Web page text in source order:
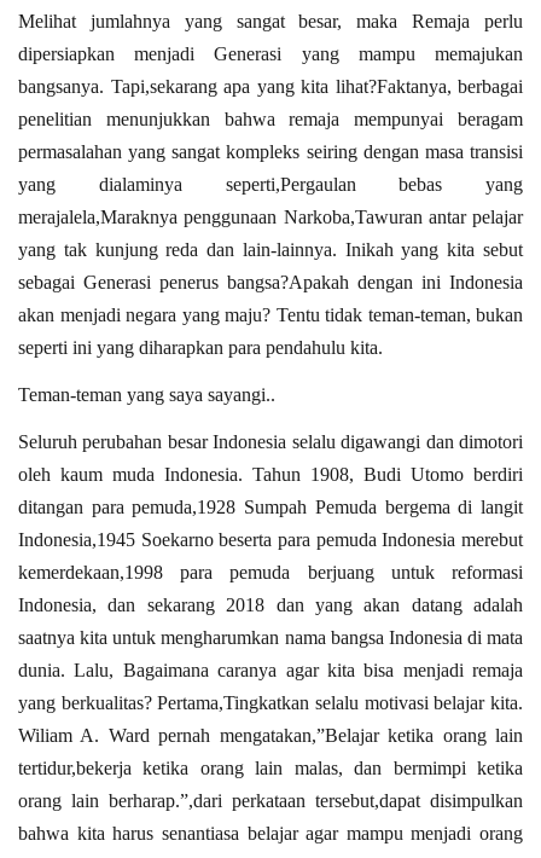
Melihat jumlahnya yang sangat besar, maka Remaja perlu
dipersiapkan menjadi Generasi yang mampu memajukan
bangsanya. Tapi,sekarang apa yang kita lihat?Faktanya, berbagai
penelitian menunjukkan bahwa remaja mempunyai beragam
permasalahan yang sangat kompleks seiring dengan masa transisi
yang dialaminya seperti,Pergaulan bebas yang
merajalela,Maraknya penggunaan Narkoba,Tawuran antar pelajar
yang tak kunjung reda dan lain-lainnya. Inikah yang kita sebut
sebagai Generasi penerus bangsa?Apakah dengan ini Indonesia
akan menjadi negara yang maju? Tentu tidak teman-teman, bukan
seperti ini yang diharapkan para pendahulu kita.
Teman-teman yang saya sayangi..
Seluruh perubahan besar Indonesia selalu digawangi dan dimotori
oleh kaum muda Indonesia. Tahun 1908, Budi Utomo berdiri
ditangan para pemuda,1928 Sumpah Pemuda bergema di langit
Indonesia,1945 Soekarno beserta para pemuda Indonesia merebut
kemerdekaan,1998 para pemuda berjuang untuk reformasi
Indonesia, dan sekarang 2018 dan yang akan datang adalah
saatnya kita untuk mengharumkan nama bangsa Indonesia di mata
dunia. Lalu, Bagaimana caranya agar kita bisa menjadi remaja
yang berkualitas? Pertama,Tingkatkan selalu motivasi belajar kita.
Wiliam A. Ward pernah mengatakan,”Belajar ketika orang lain
tertidur,bekerja ketika orang lain malas, dan bermimpi ketika
orang lain berharap.”,dari perkataan tersebut,dapat disimpulkan
bahwa kita harus senantiasa belajar agar mampu menjadi orang